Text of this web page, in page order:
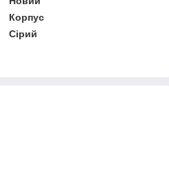
Корпус
Сірий